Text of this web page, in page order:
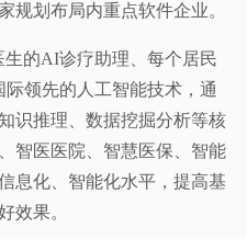
规划布局内重点软件企业。
的AI诊疗助理、每个居民
领先的人工智能技术，通
识推理、数据挖掘分析等核
智医医院、智慧医保、智能
息化、智能化水平，提高基
效果。